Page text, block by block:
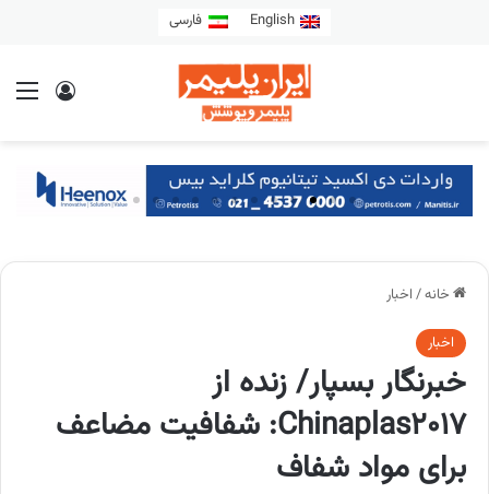
English فارسی
خانه/ اخبار
اخبار
خبرنگار بسپار/ زنده از
Chinaplas2017: شفافیت مضاعف
برای مواد شفاف